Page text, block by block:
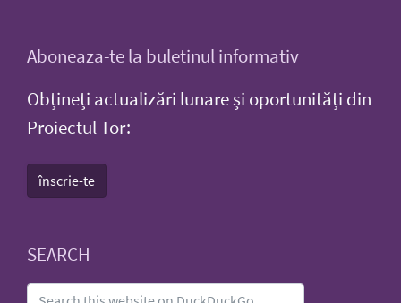
Aboneaza-te la buletinul informativ
Obțineți actualizări lunare și oportunități din
Proiectul Tor:
înscrie-te
SEARCH